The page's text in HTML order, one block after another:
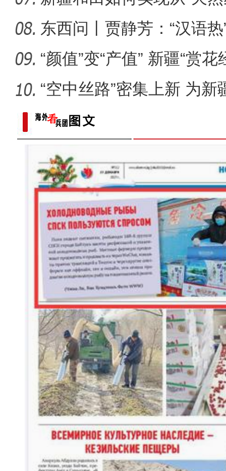
乡”
东西问丨贾静芳：“汉语
升温
“颜值”变“产值” 新疆“赏
“空中丝路”密集上新 为
展注